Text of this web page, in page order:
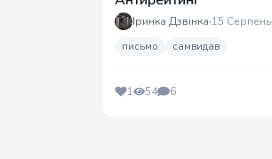
Іринка Дзвінка 15 Серпень
письмо самвидав
1 54 6